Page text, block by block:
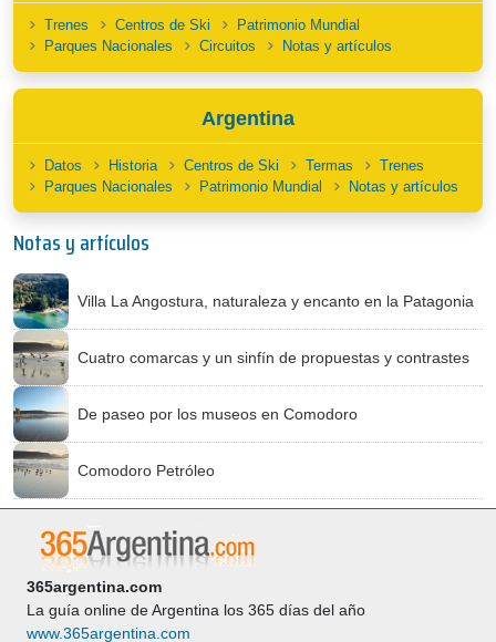
Trenes Centros de Ski
Patrimonio Mundial
Parques Nacionales
Circuitos Notas y artículos
Argentina
Datos Historia Centros de Ski Termas
Trenes
Parques Nacionales
Patrimonio Mundial Notas y artículos
Notas y artículos
Villa La Angostura, naturaleza y encanto en la Patagonia
Cuatro comarcas y un sinfín de propuestas y contrastes
De paseo por los museos en Comodoro
Comodoro Petróleo
365argentina.com
La guía online de Argentina los 365 días del año
www.365argentina.com